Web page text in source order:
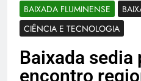
BAIXADA FLUMINENSE
CIÊNCIA E TECNOLOGIA
Baixada sedia
encontro